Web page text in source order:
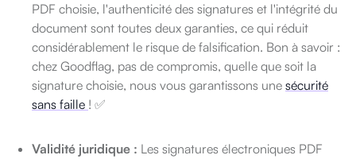
PDF choisie, l'authenticité des signatures et l'intégrité du
document sont toutes deux garanties, ce qui réduit
considérablement le risque de falsification. Bon à savoir :
chez Goodflag, pas de compromis, quelle que soit la
signature choisie, nous vous garantissons une sécurité
sans faille ! ✅
Validité juridique : Les signatures électroniques PDF